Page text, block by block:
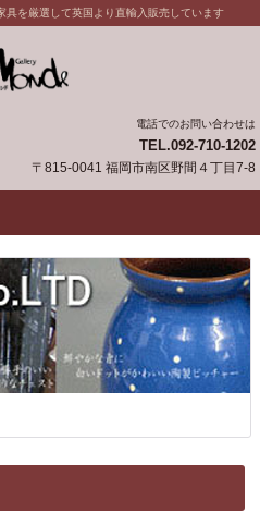
具を厳選して英国より直輸入販売しています
電話でのお問い合わせは
TEL.092-710-1202
〒815-0041 福岡市南区野間４丁目7-8